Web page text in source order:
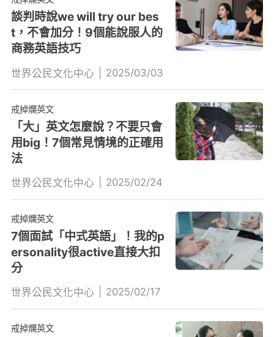
談判時說we will try our bes
t，不會加分！9個能說服人的
商務英語技巧
世界公民文化中心 2025/03/03
戒掉爛英文
「大」英文怎麼說？不要只會
用big！7個常見情境的正確用
法
世界公民文化中心 2025/02/24
戒掉爛英文
7個面試「中式英語」！我的p
ersonality很active直接大扣
分
世界公民文化中心 2025/02/17
戒掉爛英文